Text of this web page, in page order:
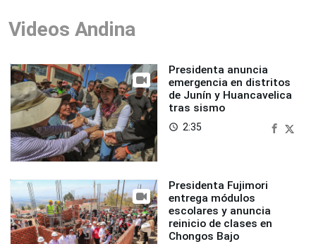
Videos Andina
Presidenta anuncia
emergencia en distritos
de Junín y Huancavelica
tras sismo
access_time 2:35
Presidenta Fujimori
entrega módulos
escolares y anuncia
reinicio de clases en
Chongos Bajo